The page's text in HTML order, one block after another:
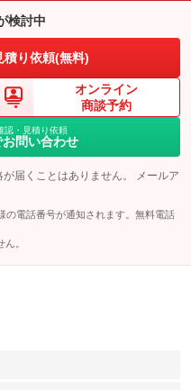
検討中
積り依頼(無料)
オンライン
商談予約
認・見積り依頼
問い合わせ
届くことはありません。 メールア
電話番号が通知されます。無料電話
。